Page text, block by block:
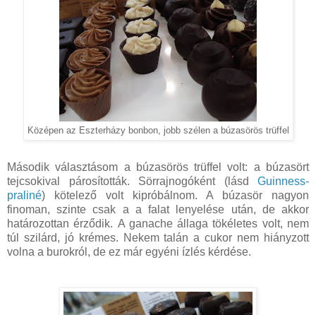
Középen az Eszterházy bonbon, jobb szélen a búzasörös trüffel
Második választásom a búzasörös trüffel volt: a búzasört
tejcsokival párosították. Sörrajnogóként (lásd Guinness-
praliné) kötelező volt kipróbálnom. A búzasör nagyon
finoman, szinte csak a a falat lenyelése után, de akkor
határozottan érződik. A ganache állaga tökéletes volt, nem
túl szilárd, jó krémes. Nekem talán a cukor nem hiányzott
volna a burokról, de ez már egyéni ízlés kérdése.